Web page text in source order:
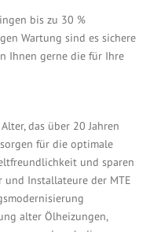
bis zu 30 %
Wartung sind es sichere
Ihnen gerne die für Ihre
das über 20 Jahren
für die optimale
und sparen
und Installateure der MTE
alter Ölheizungen,